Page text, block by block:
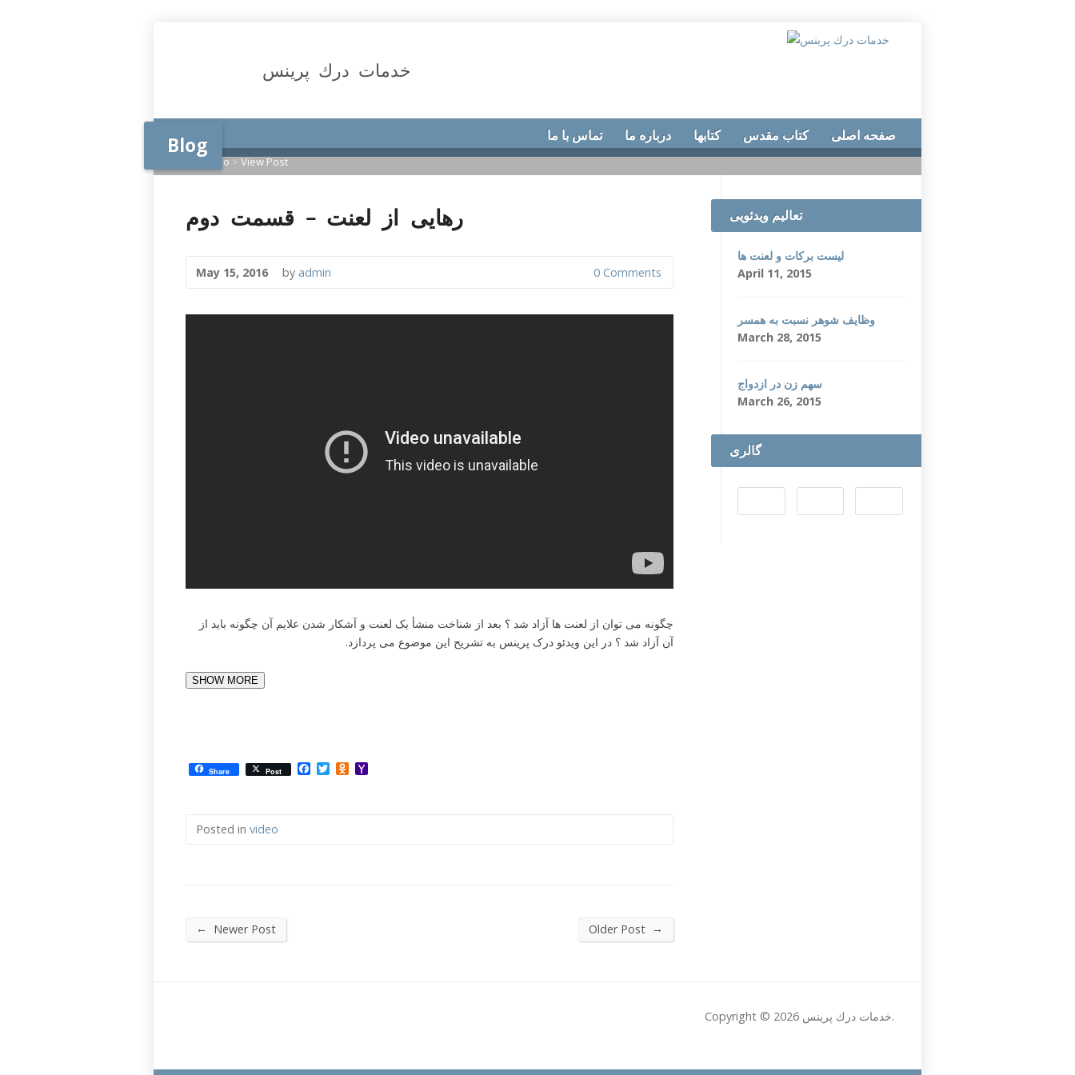
خدمات درك پرينس
تماس با ما درباره ما کتابها کتاب مقدس صفحه اصلی Blog
>video>View Post
رهایی از لعنت – قسمت دوم
May 15, 2016 by admin 0 Comments
چگونه می توان از لعنت ها آزاد شد ؟ بعد از شناخت منشأ یک لعنت و آشکار شدن علایم آن چگونه باید از
آن آزاد شد ؟ در این ویدئو درک پرینس به تشریح این موضوع می پردازد.
SHOW MORE
Share Post Facebook
TwitterOdnoklassniki
Posted in video
← Newer Post Older Post →
تعالیم ویدئویی
لیست برکات و لعنت ها
April 11, 2015
وظایف شوهر نسبت به همسر
March 28, 2015
سهم زن در ازدواج
March 26, 2015
گالری
Copyright © 2026 خدمات درك پرينس.